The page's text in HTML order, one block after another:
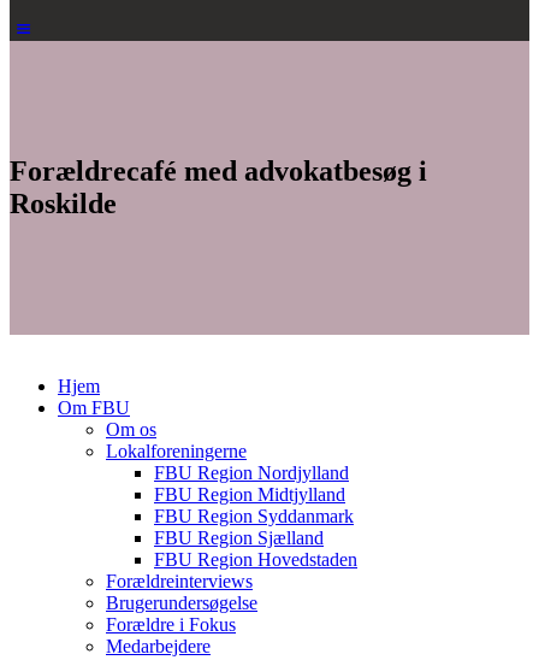
Forældrecafé med advokatbesøg i
Roskilde
Hjem
Om FBU
Om os
Lokalforeningerne
FBU Region Nordjylland
FBU Region Midtjylland
FBU Region Syddanmark
FBU Region Sjælland
FBU Region Hovedstaden
Forældreinterviews
Brugerundersøgelse
Forældre i Fokus
Medarbejdere